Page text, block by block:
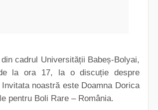
cadrul Universității Babeș-Bolyai,
la ora 17, la o discuție despre
noastră este Doamna Dorica
pentru Boli Rare – România.